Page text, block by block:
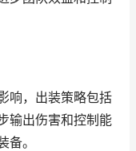
响，出装策略包括
输出伤害和控制能
备。